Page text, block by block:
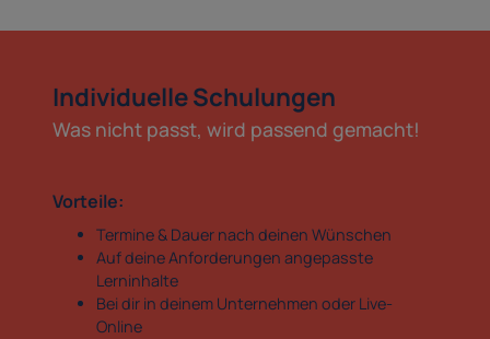
Individuelle Schulungen
Was nicht passt, wird passend gemacht!
Vorteile:
Termine & Dauer nach deinen Wünschen
Auf deine Anforderungen angepasste
Lerninhalte
Bei dir in deinem Unternehmen oder Live-
Online